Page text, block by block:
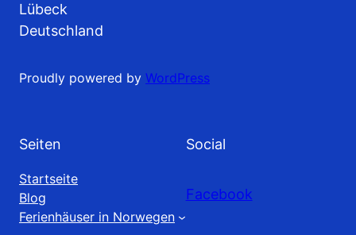
Lübeck
Deutschland
Proudly powered by WordPress
Seiten
Startseite
Blog
Ferienhäuser in Norwegen
Social
Facebook